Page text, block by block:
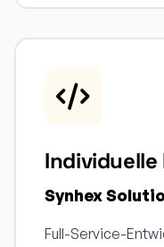
Synhex
Full-Service-